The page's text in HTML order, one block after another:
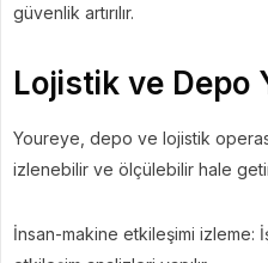
güvenlik artırılır.
Lojistik ve Depo
Youreye, depo ve lojistik
izlenebilir ve ölçülebilir hale
İnsan-makine etkileşimi izleme: